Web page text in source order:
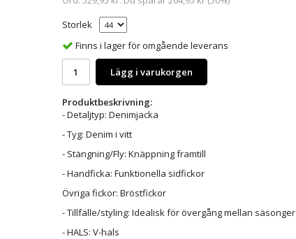
Storlek
Finns i lager för omgående leverans
Lägg i varukorgen
Produktbeskrivning:
- Detaljtyp: Denimjacka
- Tyg: Denim i vitt
- Stängning/Fly: Knäppning framtill
- Handficka: Funktionella sidfickor
Övriga fickor: Bröstfickor
- Tillfälle/styling: Idealisk för övergång mellan säsonger
- HALS: V-hals